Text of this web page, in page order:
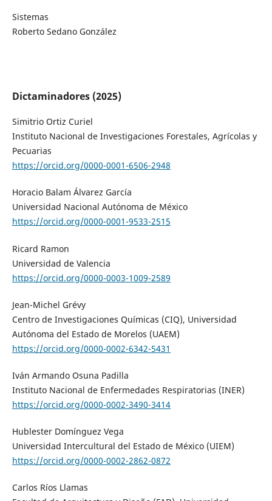
Sistemas
Roberto Sedano González
Dictaminadores (2025)
Simitrio Ortiz Curiel
Instituto Nacional de Investigaciones Forestales, Agrícolas y
Pecuarias
https://orcid.org/0000-0001-6506-2948
Horacio Balam Álvarez García
Universidad Nacional Autónoma de México
https://orcid.org/0000-0001-9533-2515
Ricard Ramon
Universidad de Valencia
https://orcid.org/0000-0003-1009-2589
Jean-Michel Grévy
Centro de Investigaciones Químicas (CIQ), Universidad
Autónoma del Estado de Morelos (UAEM)
https://orcid.org/0000-0002-6342-5431
Iván Armando Osuna Padilla
Instituto Nacional de Enfermedades Respiratorias (INER)
https://orcid.org/0000-0002-3490-3414
Hublester Domínguez Vega
Universidad Intercultural del Estado de México (UIEM)
https://orcid.org/0000-0002-2862-0872
Carlos Ríos Llamas